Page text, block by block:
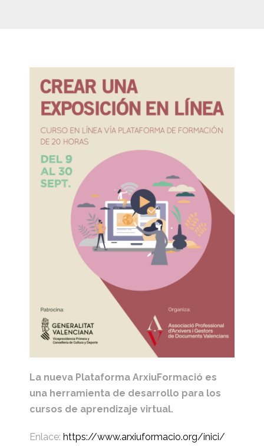
La nueva Plataforma ArxiuFormació es
una herramienta de desarrollo para los
cursos de aprendizaje virtual.
Enlace: https://www.arxiuformacio.org/inici/